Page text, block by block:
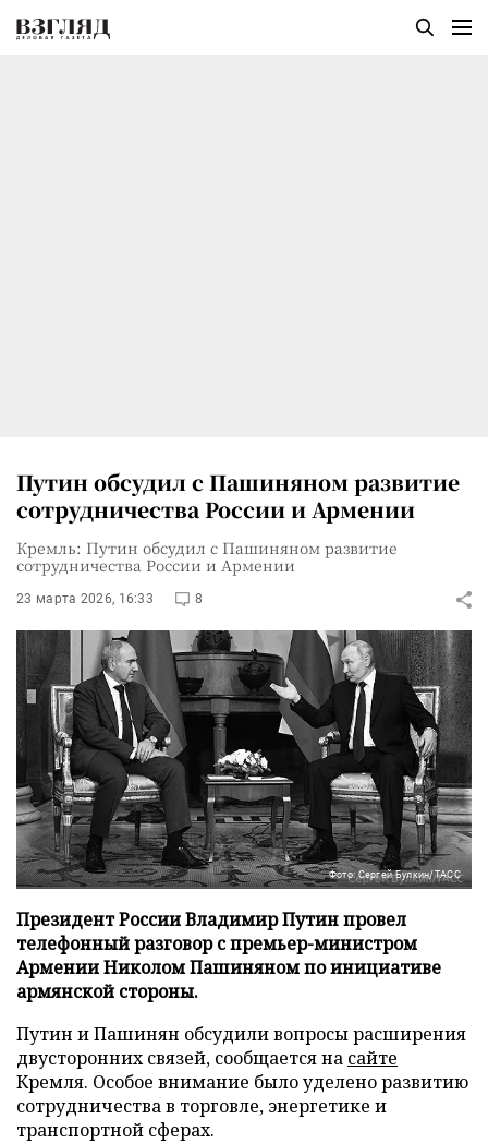
Путин обсудил с Пашиняном развитие
сотрудничества России и Армении
Кремль: Путин обсудил с Пашиняном развитие
сотрудничества России и Армении
23 марта 2026, 16:33 8
Фото: Сергей Булкин/ТАСС
Президент России Владимир Путин провел
телефонный разговор с премьер-министром
Армении Николом Пашиняном по инициативе
армянской стороны.
Путин и Пашинян обсудили вопросы расширения
двусторонних связей, сообщается на сайте
Кремля. Особое внимание было уделено развитию
сотрудничества в торговле, энергетике и
транспортной сферах.